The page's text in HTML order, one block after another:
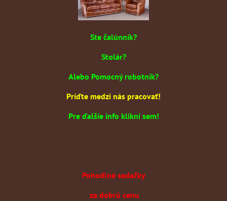
Ste čalúnník?
Stolár?
Alebo Pomocný robotník?
Príďte medzi nás pracovať!
Pre ďalšie info klikni sem!
Pohodlné sedačky
za dobrú cenu